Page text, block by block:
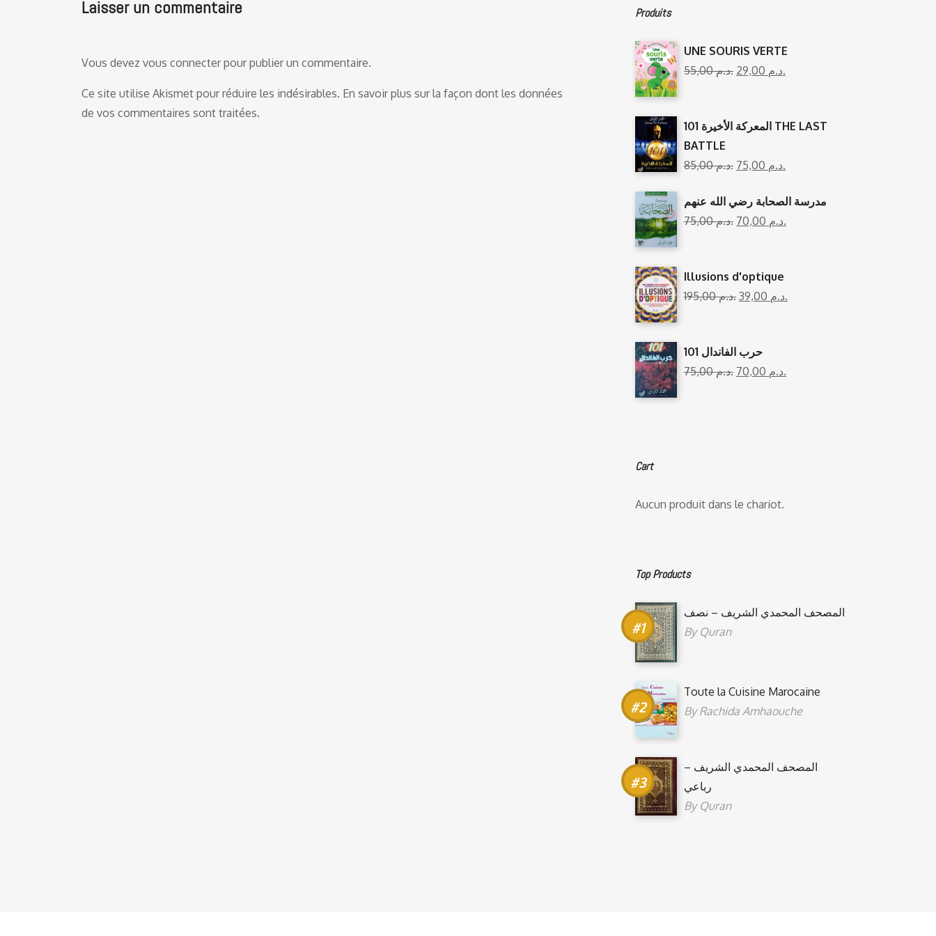
Laisser un commentaire
Vous devez vous connecterpour publier un commentaire.
Ce site utilise Akismet pour réduire les indésirables. En savoir plus sur la façon dont les données
de vos commentaires sont traitées.
Produits
UNE SOURIS VERTE
55,00
د.م. 29,00 د.م.
المعركة الأخيرة 101 THE LAST
BATTLE
85,00
د.م. 75,00 د.م.
مدرسة الصحابة رضي الله عنهم
75,00
د.م. 70,00 د.م.
Illusions d'optique
195,00
د.م. 39,00 د.م.
101 حرب الفاندال
75,00
د.م. 70,00 د.م.
Cart
Aucun produit dans le chariot.
Top Products
المصحف المحمدي الشريف – نصف
By Quran
Toute la Cuisine Marocaine
ByRachida Amhaouche
المصحف المحمدي الشريف –
رباعي
By Quran